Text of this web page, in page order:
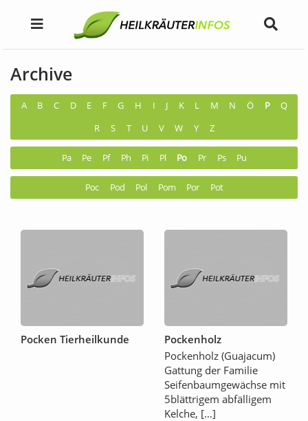
Archive
A B C D E F G H I J K L M N Ö P
Q
R
S T U V W Y Z
Pa Pe Pf Ph Pi Pl Po Pr Ps Pu
Poc Pod Pol Pom Por Pot
Pocken Tierheilkunde
Pockenholz
Pockenholz (Guajacum)
Gattung der Familie
Seifenbaumgewächse mit
5blättrigem abfälligem
Kelche, […]